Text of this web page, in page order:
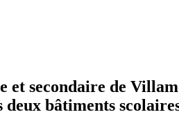
secondaire de
bâtiments